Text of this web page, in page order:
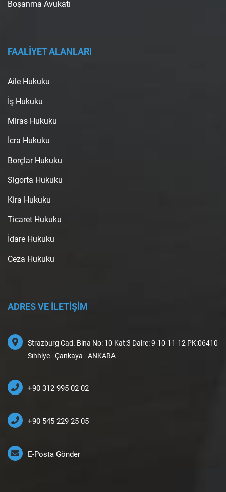
Boşanma Avukatı
FAALİYET ALANLARI
Aile Hukuku
İş Hukuku
Miras Hukuku
İcra Hukuku
Borçlar Hukuku
Sigorta Hukuku
Kira Hukuku
Ticaret Hukuku
İdare Hukuku
Ceza Hukuku
ADRES VE İLETİŞİM
Strazburg Cad. Bina No: 10 Kat:3 Daire: 9-10-11-12 PK:06410
Sıhhiye - Çankaya - ANKARA
+90 312 995 02 02
+90 545 229 25 05
E-Posta Gönder